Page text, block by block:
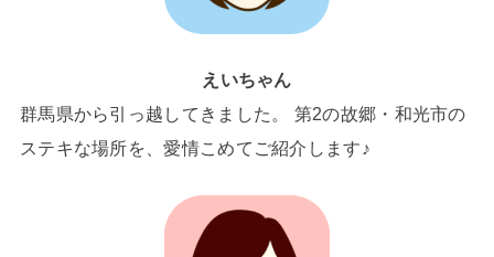
えいちゃん
群馬県から引っ越してきました。 第2の故郷・和光市の
ステキな場所を、愛情こめてご紹介します♪